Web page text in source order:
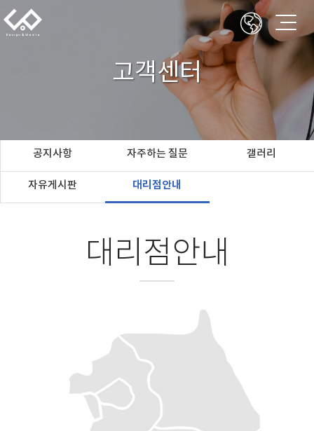
고객센터
공지사항 자주하는 질문 갤러리
자유게시판 대리점안내
대리점안내